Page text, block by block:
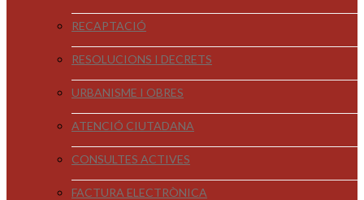
RECAPTACIÓ
RESOLUCIONS I DECRETS
URBANISME I OBRES
ATENCIÓ CIUTADANA
CONSULTES ACTIVES
FACTURA ELECTRÒNICA